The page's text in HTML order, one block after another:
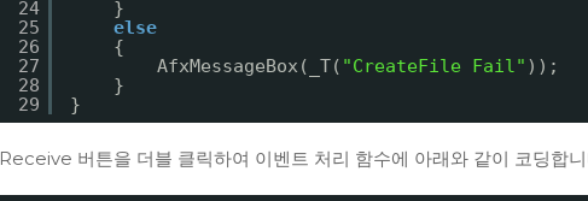
24
25
26
27
28
29
}
else
{
AfxMessageBox(_T( "CreateFile Fail" ));
}
}
Receive 버튼을 더블 클릭하여 이벤트 처리 함수에 아래와 같이 코딩합